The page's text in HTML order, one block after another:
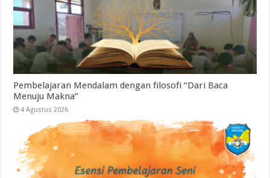
Pembelajaran Mendalam dengan filosofi “Dari Baca
Menuju Makna”
4 Agustus 2026